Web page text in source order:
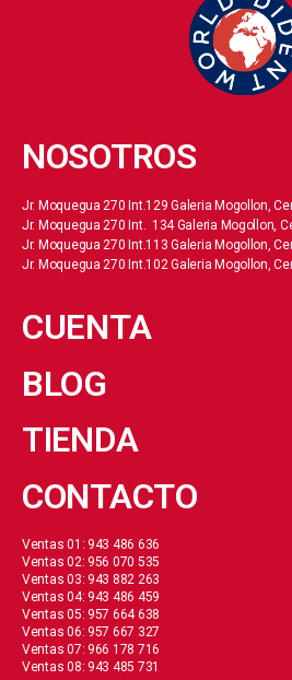
NOSOTROS
Jr. Moquegua 270 Int.129 Galeria Mogollon,
Jr. Moquegua 270 Int. 134 Galeria Mogollon,
Jr. Moquegua 270 Int.113 Galeria Mogollon,
Jr. Moquegua 270 Int.102 Galeria Mogollon,
CUENTA
BLOG
TIENDA
CONTACTO
Ventas 01: 943 486 636
Ventas 02: 956 070 535
Ventas 03: 943 882 263
Ventas 04: 943 486 459
Ventas 05: 957 664 638
Ventas 06: 957 667 327
Ventas 07: 966 178 716
Ventas 08: 943 485 731